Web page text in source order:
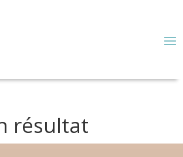
résultat